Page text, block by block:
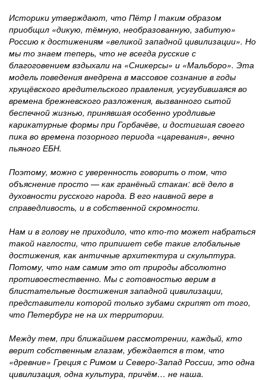
Историки утверждают, что Пётр I таким образом
приобщил «дикую, тёмную, необразованную, забитую»
Россию к достижениям «великой западной цивилизации». Но
мы то знаем теперь, что не всегда русские с
благоговением вздыхали на «Сникерсы» и «Мальборо». Эта
модель поведения внедрена в массовое сознание в годы
хрущёвского вредительского правления, усугубившаяся во
времена брежневского разложения, вызванного сытой
беспечной жизнью, принявшая особенно уродливые
карикатурные формы при Горбачёве, и достигшая своего
пика во времена позорного периода «царевания», вечно
пьяного ЕБН.
Поэтому, можно с уверенность говорить о том, что
объяснение просто — как гранёный стакан: всё дело в
духовности русского народа. В его наивной вере в
справедливость, и в собственной скромности.
Нам и в голову не приходило, что кто-то может набраться
такой наглости, что припишет себе такие глобальные
достижения, как античные архитектура и скульптура.
Потому, что нам самим это от природы абсолютно
противоестественно. Мы с готовностью верим в
блистательные достижения западной цивилизации,
представители которой только зубами скрипят от того,
что Петербург не на их территории.
Между тем, при ближайшем рассмотрении, каждый, кто
верит собственным глазам, убеждается в том, что
«древние» Греция с Римом и Северо-Запад России, это одна
цивилизация, одна культура, причём… не наша.